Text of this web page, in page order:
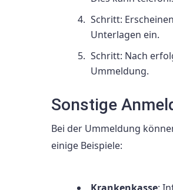
Schritt:
Unterlagen ein.
Schritt: Nach
Ummeldung.
Sonstige
Bei der Ummeldung
einige Beispiele: